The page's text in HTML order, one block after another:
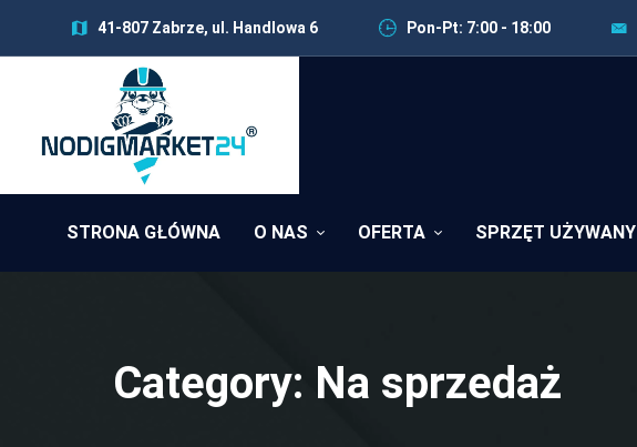
41-807 Zabrze, ul. Handlowa 6 Pon-Pt: 7:00 - 18:00
STRONA GŁÓWNA O NAS OFERTA SPRZĘT UŻYWANY
Category: Na sprzedaż